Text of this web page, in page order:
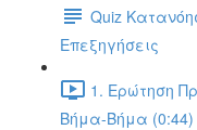
Quiz
Επεξηγήσεις
1. Ερώτηση
Βήμα-Βήμα (0:44)